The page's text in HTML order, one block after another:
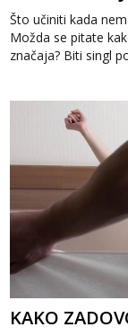
Što učiniti kada
Možda se pitate
značaja? Biti singl
KAKO